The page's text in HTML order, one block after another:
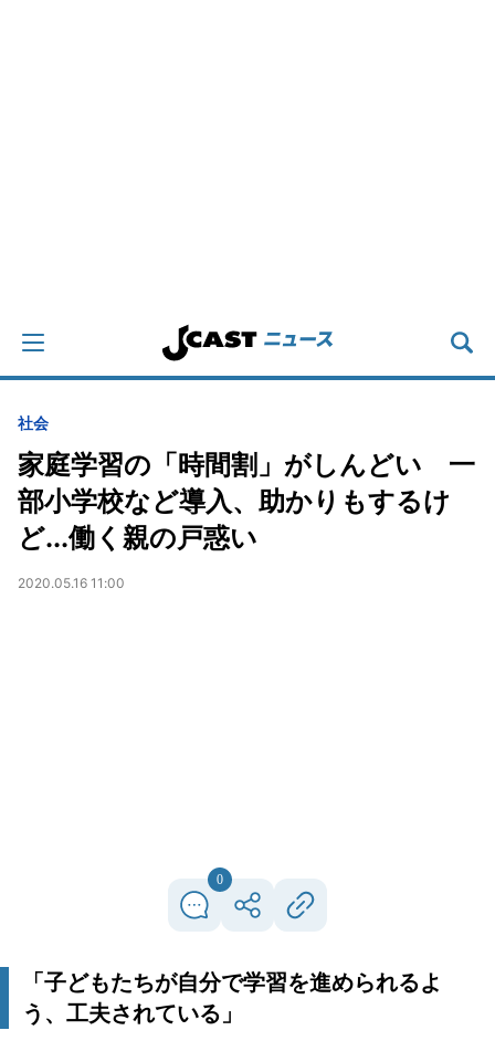
社会
家庭学習の「時間割」がしんどい 一
部小学校など導入、助かりもするけ
ど...働く親の戸惑い
2020.05.16 11:00
0
「子どもたちが自分で学習を進められるよ
う、工夫されている」